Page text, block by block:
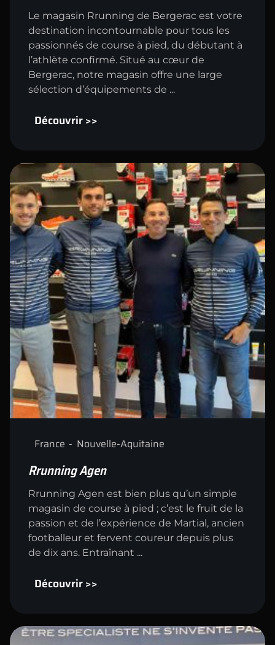
Le magasin Rrunning de Bergerac est votre
destination incontournable pour tous les
passionnés de course à pied, du débutant à
l’athlète confirmé. Situé au cœur de
Bergerac, notre magasin offre une large
sélection d’équipements de ...
Découvrir >>
France Nouvelle-Aquitaine
Rrunning Agen
Rrunning Agen est bien plus qu’un simple
magasin de course à pied ; c’est le fruit de la
passion et de l’expérience de Martial, ancien
footballeur et fervent coureur depuis plus
de dix ans. Entraînant ...
Découvrir >>